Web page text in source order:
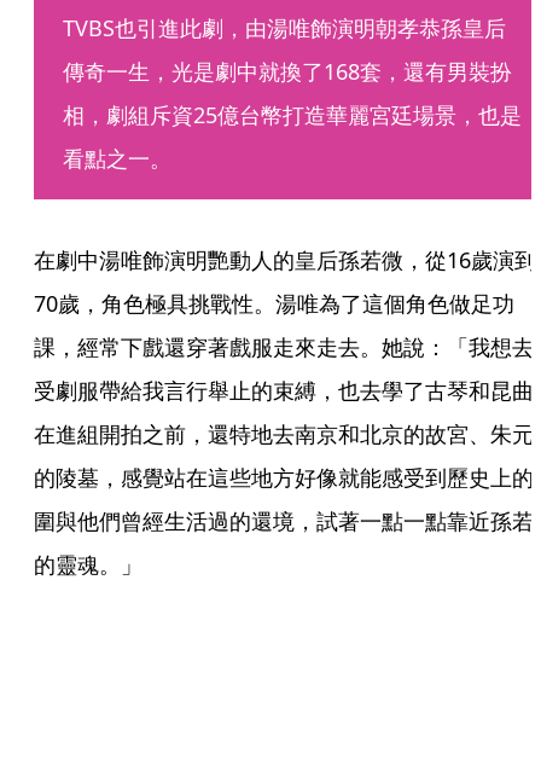
TVBS也引進此劇，由湯唯飾演明朝孝恭孫皇后
傳奇一生，光是劇中就換了168套，還有男裝扮
相，劇組斥資25億台幣打造華麗宮廷場景，也是
看點之一。
在劇中湯唯飾演明艷動人的皇后孫若微，從16歲演到
70歲，角色極具挑戰性。湯唯為了這個角色做足功
課，經常下戲還穿著戲服走來走去。她說：「我想去
受劇服帶給我言行舉止的束縛，也去學了古琴和昆曲
在進組開拍之前，還特地去南京和北京的故宮、朱元
的陵墓，感覺站在這些地方好像就能感受到歷史上的
圍與他們曾經生活過的還境，試著一點一點靠近孫若
的靈魂。」